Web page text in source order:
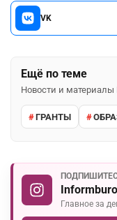
VK
Ещё по теме
Новости и
ГРАНТЫ
Главное за